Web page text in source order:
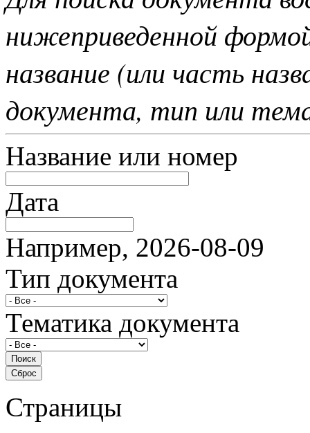
нижеприведенной
название (или часть
документа, тип или
Название или номер
Дата
Например, 2026-08-09
Тип документа
Тематика документа
Страницы